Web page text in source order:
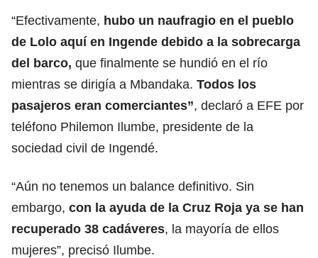
“Efectivamente, hubo un naufragio en el pueblo
de Lolo aquí en Ingende debido a la sobrecarga
del barco, que finalmente se hundió en el río
mientras se dirigía a Mbandaka. Todos los
pasajeros eran comerciantes”, declaró a EFE por
teléfono Philemon Ilumbe, presidente de la
sociedad civil de Ingendé.
“Aún no tenemos un balance definitivo. Sin
embargo, con la ayuda de la Cruz Roja ya se han
recuperado 38 cadáveres, la mayoría de ellos
mujeres”, precisó Ilumbe.